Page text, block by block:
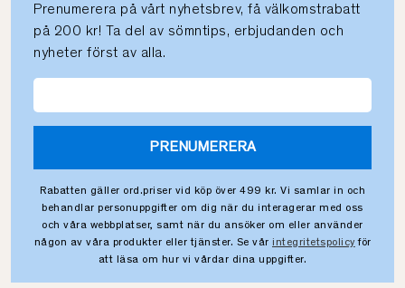
Prenumerera på vårt nyhetsbrev, få välkomstrabatt
på 200 kr! Ta del av sömntips, erbjudanden och
nyheter först av alla.
PRENUMERERA
Rabatten gäller ord.priser vid köp över 499 kr. Vi samlar in och
behandlar personuppgifter om dig när du interagerar med oss
och våra webbplatser, samt när du ansöker om eller använder
någon av våra produkter eller tjänster. Se vår integritetspolicy för
att läsa om hur vi vårdar dina uppgifter.